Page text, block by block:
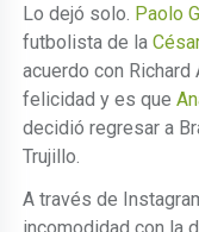
Lo dejó solo. Paolo
futbolista de la
acuerdo con
felicidad y es que
decidió regresar a
Trujillo.
A través de
incomodidad con la